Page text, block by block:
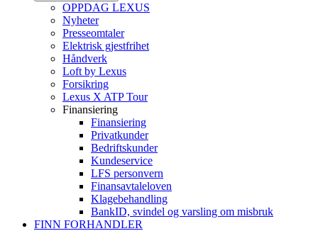
OPPDAG LEXUS
Nyheter
Presseomtaler
Elektrisk gjestfrihet
Håndverk
Loft by Lexus
Forsikring
Lexus X ATP Tour
Finansiering
Finansiering
Privatkunder
Bedriftskunder
Kundeservice
LFS personvern
Finansavtaleloven
Klagebehandling
BankID, svindel og varsling om misbruk
FINN FORHANDLER